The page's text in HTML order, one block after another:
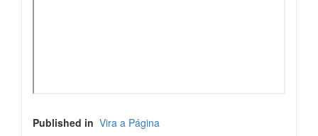
Published in Vira a Página